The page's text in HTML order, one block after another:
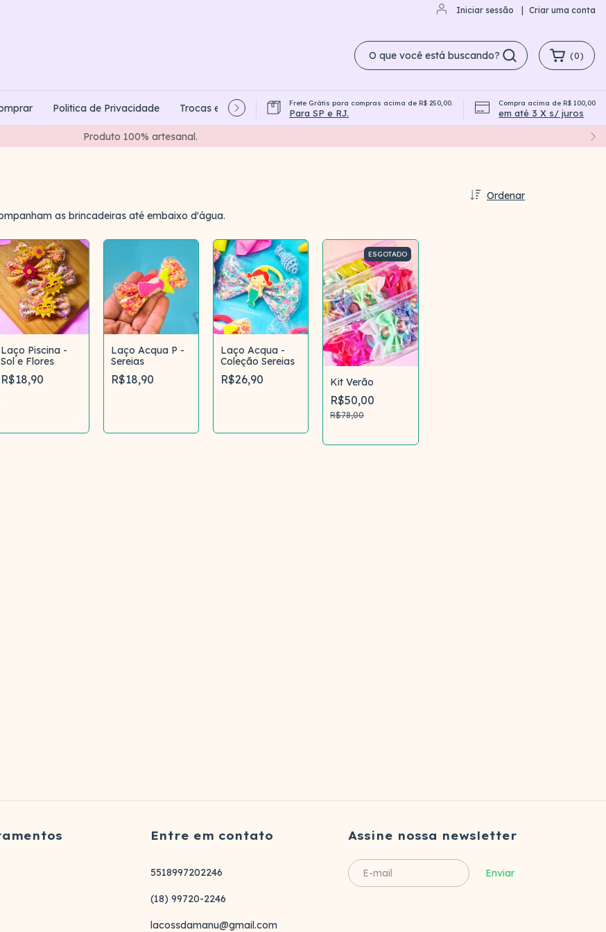
Iniciar sessão Criar uma conta
Produto 100% artesanal.
(0)
Politica de Privacidade Trocas e Devoluções Campanha Compre e Ganhe
Frete Grátis para compras acima de R$ 250,00.
Para SP e RJ.
Compra acima de R$ 100,00
em até 3 X s/ juros
Ordenar
as brincadeiras até embaixo d'água.
Laço Piscina -
Sol e Flores
R$18,90
Laço Acqua P -
Sereias
R$18,90
Laço Acqua -
Coleção Sereias
R$26,90
ESGOTADO
Kit Verão
R$50,00
R$78,00
Entre em contato
5518997202246
(18) 99720-2246
lacossdamanu@gmail.com
Assine nossa newsletter